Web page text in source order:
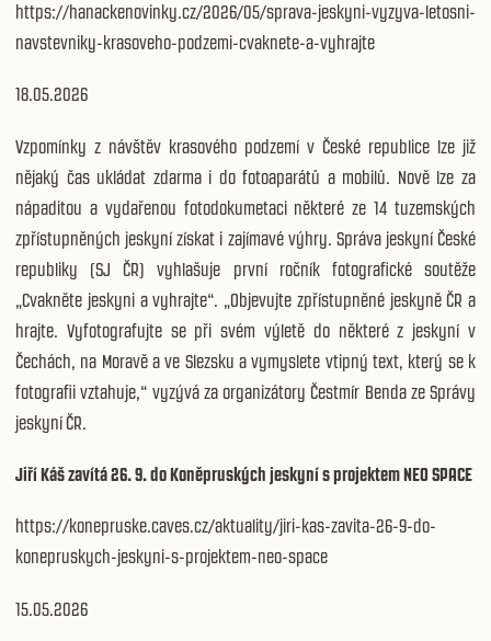
https://hanackenovinky.cz/2026/05/sprava-jeskyni-vyzyva-letosni-
navstevniky-krasoveho-podzemi-cvaknete-a-vyhrajte
18.05.2026
Vzpomínky z návštěv krasového podzemí v České republice lze již
nějaký čas ukládat zdarma i do fotoaparátů a mobilů. Nově lze za
nápaditou a vydařenou fotodokumetaci některé ze 14 tuzemských
zpřístupněných jeskyní získat i zajímavé výhry. Správa jeskyní České
republiky (SJ ČR) vyhlašuje první ročník fotografické soutěže
„Cvakněte jeskyni a vyhrajte“. „Objevujte zpřístupněné jeskyně ČR a
hrajte. Vyfotografujte se při svém výletě do některé z jeskyní v
Čechách, na Moravě a ve Slezsku a vymyslete vtipný text, který se k
fotografii vztahuje,“ vyzývá za organizátory Čestmír Benda ze Správy
jeskyní ČR.
Jiří Káš zavítá 26. 9. do Koněpruských jeskyní s projektem NEO SPACE
https://konepruske.caves.cz/aktuality/jiri-kas-zavita-26-9-do-
konepruskych-jeskyni-s-projektem-neo-space
15.05.2026